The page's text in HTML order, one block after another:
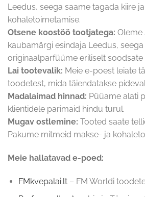
Leedus, seega saame tagada kiire
kohaletoimetamise.
Otsene koostöö tootjatega: Oleme
kaubamärgi esindaja Leedus,
originaalparfüüme eriliselt soodsate
Lai tootevalik: Meie e-poest leiate
toodetest, mida täiendatakse
Madalaimad hinnad: Püüame alati
klientidele parimaid hindu turul.
Mugav ostlemine: Tooted saate
Pakume mitmeid makse- ja
Meie hallatavad e-poed:
FMkvepalai.lt– FM Worldi